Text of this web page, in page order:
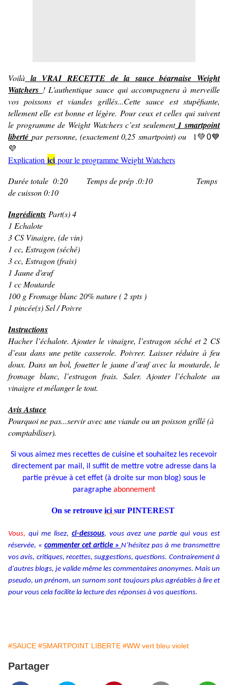
Voilà la VRAI RECETTE de la sauce béarnaise Weight
Watchers ! L'authentique sauce qui accompagnera à merveille
vos poissons et viandes grillés...Cette sauce est stupéfiante,
tellement elle est bonne et légère. Pour ceux et celles qui suivent
le programme de Weight Watchers c’est seulement1 smartpoint
libertépar personne, (exactement 0,25 smartpoint) ou 1 💚 0💙
💜
Explication ici pour le programme Weight Watchers
Durée totale 0:20 Temps de prép .0:10 Temps
de cuisson 0:10
Ingrédients Part(s) 4
1 Echalote
3 CS Vinaigre, (de vin)
1 cc, Estragon (séché)
3 cc, Estragon (frais)
1 Jaune d'œuf
1 cc Moutarde
100 g Fromage blanc 20% nature ( 2 spts )
1 pincée(s) Sel / Poivre
Instructions
Hacher l’échalote. Ajouter le vinaigre, l’estragon séché et 2 CS
d’eau dans une petite casserole. Poivrer. Laisser réduire à feu
doux. Dans un bol, fouetter le jaune d’œuf avec la moutarde, le
fromage blanc, l’estragon frais. Saler. Ajouter l’échalote au
vinaigre et mélanger le tout.
Avis Astuce
Pourquoi ne pas...servir avec une viande ou un poisson grillé (à
comptabiliser).
Si vous aimez mes recettes de cuisine et souhaitez les recevoir
directement par mail, il suffit de mettre votre adresse dans la
partie prévue à cet effet (à droite sur mon blog) sous le
paragraphe abonnement
On se retrouve ici sur PINTEREST
Vous, qui me lisez, ci-dessous, vous avez une partie qui vous est
réservée, « commenter cet article » N’hésitez pas à me transmettre
vos avis, critiques, recettes, suggestions, questions. Contrairement à
d'autres blogs, je valide même les commentaires anonymes. Mais un
pseudo, un prénom, un surnom sont toujours plus agréables à lire et
pour vous cela facilite la lecture des réponses à vos questions.
#SAUCE #SMARTPOINT LIBERTE #WW vert bleu violet
Partager